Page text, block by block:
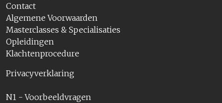
Contact
Algemene Voorwaarden
Masterclasses & Specialisaties
Opleidingen
Klachtenprocedure
Privacyverklaring
N1 - Voorbeeldvragen